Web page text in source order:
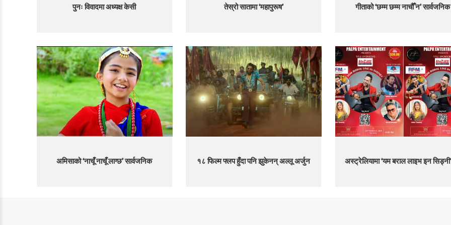
पुनः विवादमा अध्यक्ष केसी तेस्रो सातामा ‘महापुरूष’ गीताको ‘छम्म छम्म नाचौँ न’ सार्वजनिक
अमिसाको ‘नाचूँ नाचूँ लाग्छ’ सार्वजनिक १८ फिल्म फ्लप हुँदा पनि झुकेनन् अल्लू अर्जुन अस्ट्रेलियामा ‘यम बराल लाइभ इन